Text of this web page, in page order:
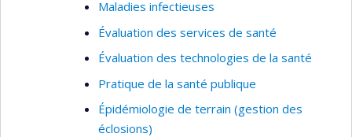
Maladies infectieuses
Évaluation des services de santé
Évaluation des technologies de la santé
Pratique de la santé publique
Épidémiologie de terrain (gestion des
éclosions)